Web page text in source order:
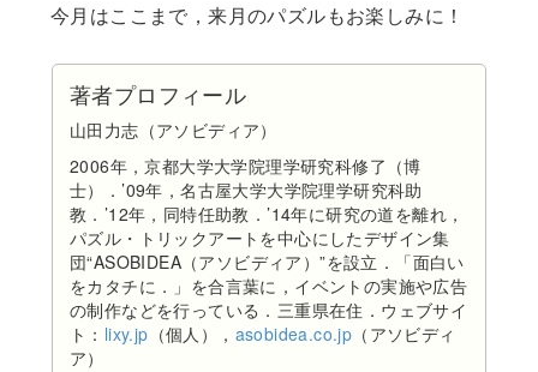
今月はここまで，来月のパズルもお楽しみに！
著者プロフィール
山田力志（アソビディア）
2006年，京都大学大学院理学研究科修了（博
士）．’09年，名古屋大学大学院理学研究科助
教．’12年，同特任助教．’14年に研究の道を離れ，
パズル・トリックアートを中心にしたデザイン集
団“ASOBIDEA（アソビディア）”を設立．「面白い
をカタチに．」を合言葉に，イベントの実施や広告
の制作などを行っている．三重県在住．ウェブサイ
ト： lixy.jp （個人）， asobidea.co.jp （アソビディ
ア）